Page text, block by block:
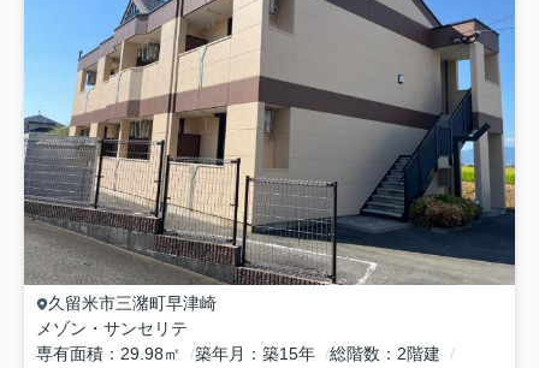
久留米市三潴町早津崎
メゾン・サンセリテ
専有面積
29.98㎡ 築年月 築15年 総階数
2階建